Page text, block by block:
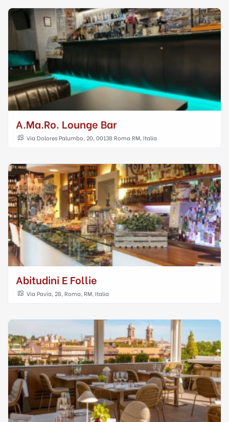
A.ma.ro. Lounge Bar
Via Dolores Palumbo, 20, 00138 Roma RM, Italia
Abitudini E Follie
Via Pavia, 28, Roma, RM, Italia